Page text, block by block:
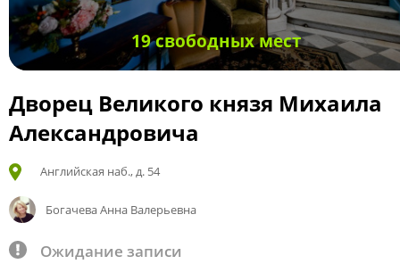
19 свободных мест
Дворец Великого князя Михаила
Александровича
Английская наб., д. 54
Богачева Анна Валерьевна
Ожидание записи